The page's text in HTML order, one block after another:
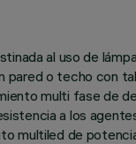
al uso de
pared o techo con
multi fase de
a los
multiled de